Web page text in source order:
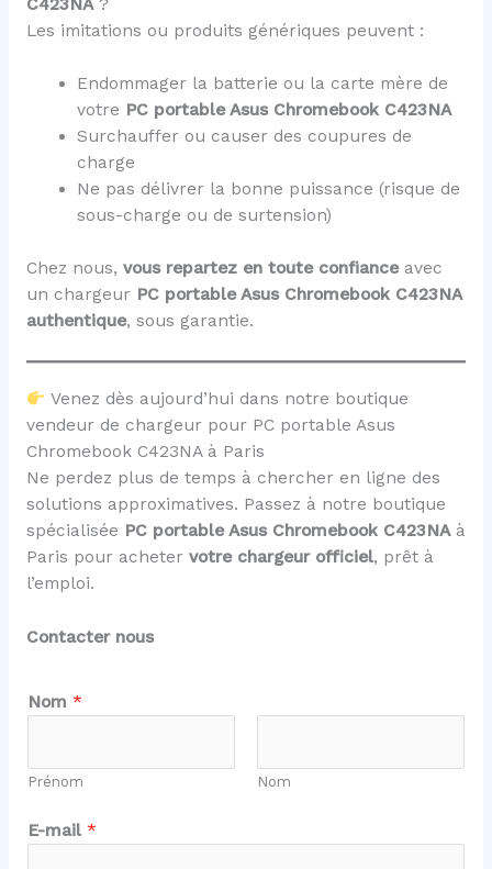
Les imitations ou produits génériques peuvent :
Endommager la batterie ou la carte mère de
votre PC portable Asus Chromebook C423NA
Surchauffer ou causer des coupures de
charge
Ne pas délivrer la bonne puissance (risque de
sous-charge ou de surtension)
Chez nous, vous repartez en toute confianceavec
un chargeur PC portable Asus Chromebook C423NA
authentique, sous garantie.
Venez dès aujourd’hui dans notre boutique
vendeur de chargeur pour PC portable Asus
Chromebook C423NA à Paris
Ne perdez plus de temps à chercher en ligne des
solutions approximatives. Passez à notre boutique
spécialisée PC portable Asus Chromebook C423NAà
Paris pour acheter votre chargeur officiel, prêt à
l’emploi.
Contacter nous
Nom *
Prénom Nom
N
o
E-mail *